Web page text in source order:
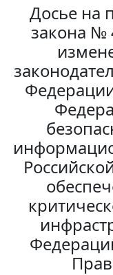
Досье на
закона №